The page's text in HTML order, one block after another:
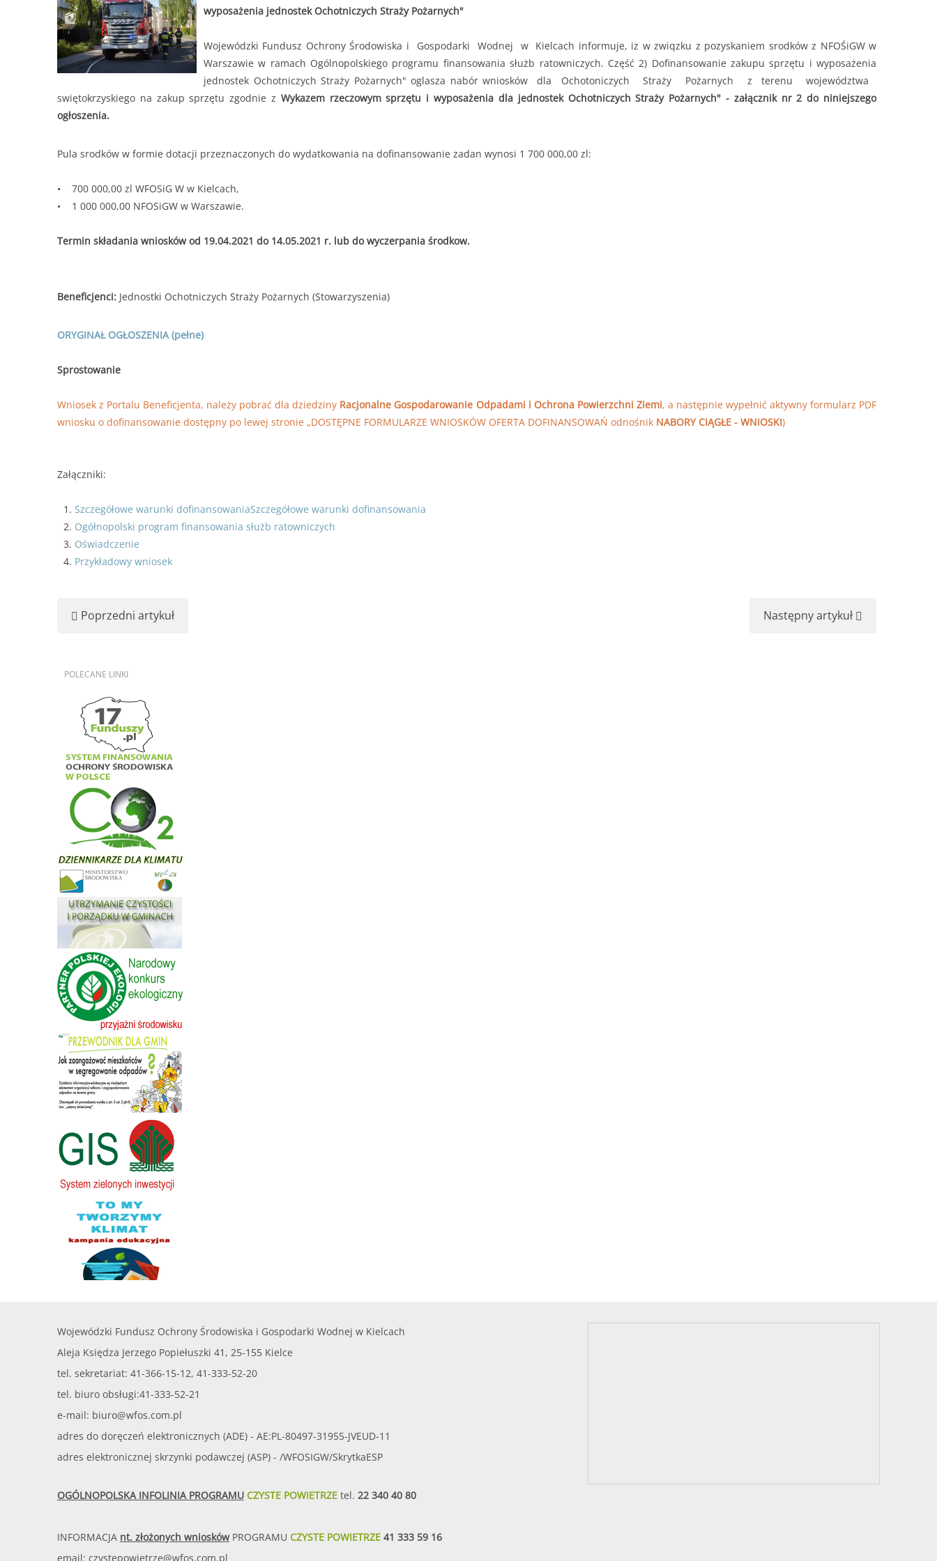
od 30.06.2025 r. do 11.07.2025r. do godziny 15:30 lub do czasu wyczerpania kwoty naboru.
........
czytaj więcej...
Forma dofinansowania: DOTACJA
Termin przyjmowania wniosków:od 30.06.2025 r. do 11.07.2025r. do godziny 15:30
lub do czasu wyczerpania kwoty naboru.
Kwota naboru na 2025r. na zadania bieżące:112 000,00 zł
Maksymalna kwota dofinansowania na jedno przedsięwzięcie objęte wnioskiem nie może przekroczyć8 000,00 zł.
......
wyposażenia jednostek Ochotniczych Straży Pożarnych"
Wojewódzki Fundusz Ochrony Środowiska i Gospodarki Wodnej w Kielcach informuje, iz w zwiqzku z pozyskaniem srodków z NFOŚiGW w
Warszawie w ramach Ogólnopolskiego programu finansowania służb ratowniczych. Część 2) Dofinansowanie zakupu sprzętu i wyposażenia
jednostek Ochotniczych Straży Pożarnych" oglasza nabór wniosków dla Ochotoniczych Straży Pożarnych z terenu województwa
swiętokrzyskiego na zakup sprzętu zgodnie z Wykazem rzeczowym sprzętu i wyposażenia dla jednostek Ochotniczych Straży Pożarnych" - załącznik nr 2 do niniejszego
ogłoszenia.
Pula srodków w formie dotacji przeznaczonych do wydatkowania na dofinansowanie zadan wynosi 1 700 000,00 zl:
• 700 000,00 zl WFOSiG W w Kielcach,
• 1 000 000,00 NFOSiGW w Warszawie.
Termin składania wniosków od 19.04.2021 do 14.05.2021 r. lub do wyczerpania środkow.
Beneficjenci: Jednostki Ochotniczych Straży Pożarnych (Stowarzyszenia)
ORYGINAŁ OGŁOSZENIA (pełne)
Sprostowanie
Wniosek z Portalu Beneficjenta, należy pobrać dla dziedziny Racjonalne Gospodarowanie Odpadami i Ochrona Powierzchni Ziemi, a następnie wypełnić aktywny formularz PDF
wniosku o dofinansowanie dostępny po lewej stronie „DOSTĘPNE FORMULARZE WNIOSKÓW OFERTA DOFINANSOWAŃ odnośnik NABORY CIĄGŁE - WNIOSKI)
Załączniki:
Szczegółowe warunki dofinansowaniaSzczegółowe warunki dofinansowania
Ogółnopolski program finansowania służb ratowniczych
Oświadczenie
Przykładowy wniosek
Poprzedni artykuł Następny artykuł
POLECANE LINKI
Wojewódzki Fundusz Ochrony Środowiska i Gospodarki Wodnej w Kielcach
Aleja Księdza Jerzego Popiełuszki 41, 25-155 Kielce
tel. sekretariat: 41-366-15-12, 41-333-52-20
tel. biuro obsługi:41-333-52-21
e-mail: biuro@wfos.com.pl
adres do doręczeń elektronicznych (ADE) - AE:PL-80497-31955-JVEUD-11
adres elektronicznej skrzynki podawczej (ASP) - /WFOSIGW/SkrytkaESP
OGÓLNOPOLSKA INFOLINIA PROGRAMU CZYSTE POWIETRZE tel. 22 340 40 80
INFORMACJA nt. złożonych wniosków PROGRAMU CZYSTE POWIETRZE 41 333 59 16
email: czystepowietrze@wfos.com.pl